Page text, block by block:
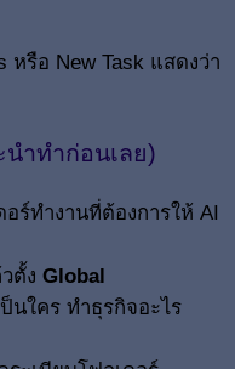
หรือ New Task แสดงว่า
ำทำก่อนเลย)
อร์ทำงานที่ต้องการให้ AI
ตั้ง Global
นใคร ทำธุรกิจอะไร